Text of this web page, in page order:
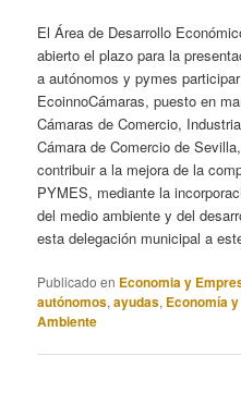
El Área de Desarrollo
abierto el plazo para la
a autónomos y pymes
EcoinnoCámaras, puesto en
Cámaras de Comercio,
Cámara de Comercio de
contribuir a la mejora de la
PYMES, mediante la
del medio ambiente y del
esta delegación municipal a
Publicado en Economia y
autónomos,ayudas, Economía
Ambiente